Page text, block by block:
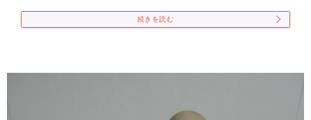
続きを読む